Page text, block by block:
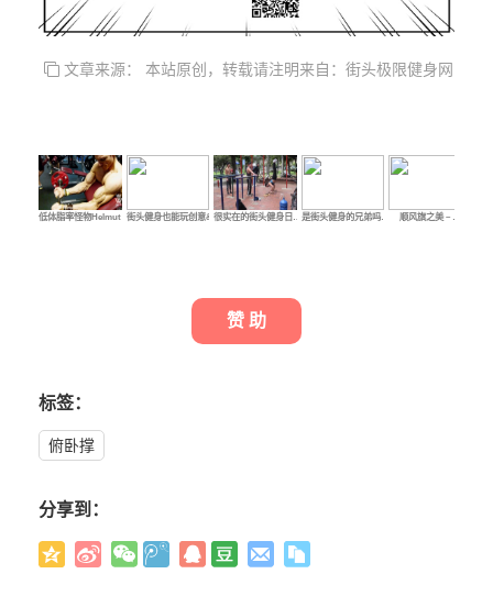
文章来源： 本站原创，转载请注明来自：街头极限健身网
低体脂率怪物Helmut …街头健身也能玩创意&…很实在的街头健身日…是街头健身的兄弟吗… 顺风旗之美 – …
赞 助
标签：
俯卧撑
分享到：